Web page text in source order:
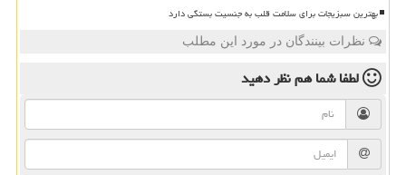
بهترین سبزیجات برای سلامت قلب به جنسیت بستگی دارد
نظرات بینندگان در مورد این مطلب
لطفا شما همنظر دهید